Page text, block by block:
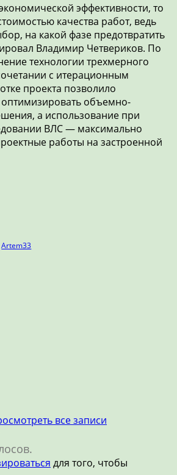
эффективности, то
качества работ, ведь
на какой фазе предотвратить
Владимир Четвериков. По
технологии трехмерного
с итерационным
проекта позволило
объемно-
а использование при
ВЛС — максимально
работы на застроенной
Artem33
все записи
для того, чтобы